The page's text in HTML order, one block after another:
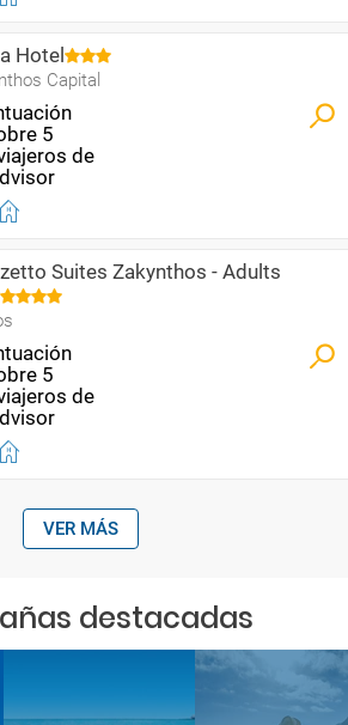
Hotel
Capital
Suites Zakynthos - Adults
VER MÁS
destacadas